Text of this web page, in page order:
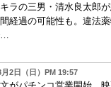
ラの三男・清水良太郎
経過の可能性も。違法
2日（日）PM 19:57